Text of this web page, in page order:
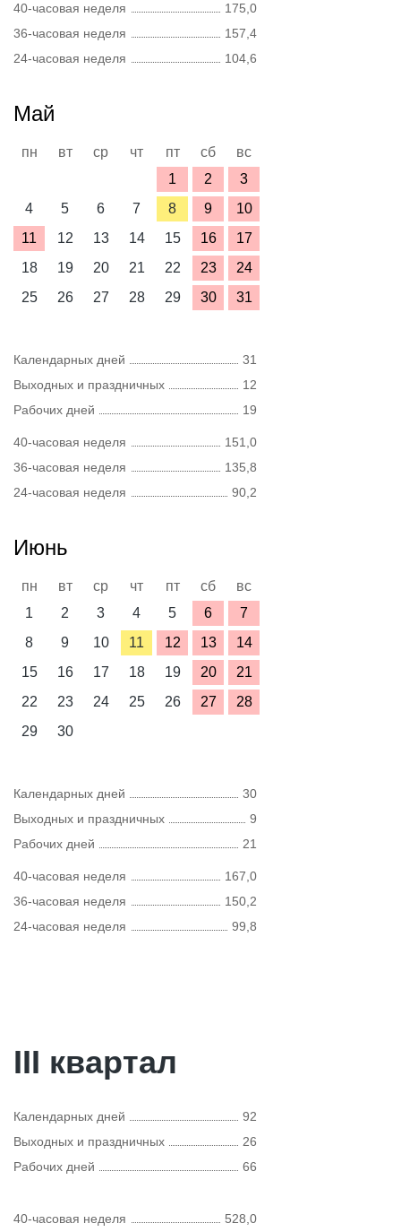
40-часовая неделя
175,0
36-часовая неделя
157,4
24-часовая неделя
104,6
Май
пн вт ср чт пт сб
вс
1
2
3
4
5 6 7 8 9
10
11
12 13 14 15 16
17
18
19 20 21 22 23
24
25
26 27 28 29 30 31
Календарных дней
31
Выходных и праздничных
12
Рабочих дней
19
40-часовая неделя
151,0
36-часовая неделя
135,8
24-часовая неделя
90,2
Июнь
пн вт ср чт пт сб
вс
1
2 3 4 5 6
7
8
9 10 11 12 13
14
15
16 17 18 19 20
21
22
23 24 25 26 27
28
29
30
Календарных дней
30
Выходных и праздничных
9
Рабочих дней
21
40-часовая неделя
167,0
36-часовая неделя
150,2
24-часовая неделя
99,8
III квартал
Календарных дней
92
Выходных и праздничных
26
Рабочих дней
66
40-часовая неделя 528,0